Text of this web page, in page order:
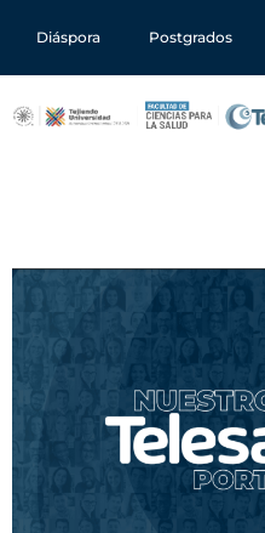
Diáspora Postgrados